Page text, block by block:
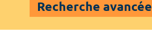
Recherche avancée